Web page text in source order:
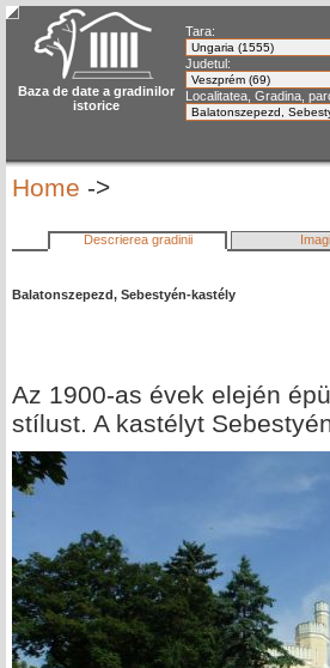
Baza de date a gradinilor
istorice
Tara:
Judetul:
Localitatea, Gradina,
Home ->
Descrierea gradinii
Balatonszepezd, Sebestyén-kastély
Az 1900-as évek elején
stílust. A kastélyt